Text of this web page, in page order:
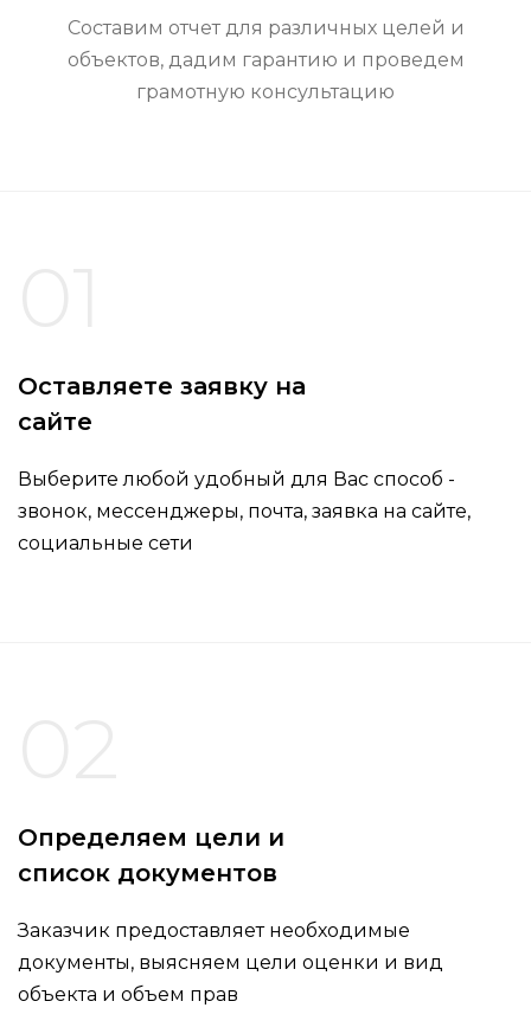
Составим отчет для различных целей и
объектов, дадим гарантию и проведем
грамотную консультацию
Оставляете заявку на
сайте
Выберите любой удобный для Вас способ -
звонок, мессенджеры, почта, заявка на сайте,
социальные сети
Определяем цели и
список документов
Заказчик предоставляет необходимые
документы, выясняем цели оценки и вид
объекта и объем прав